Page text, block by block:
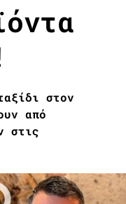
στον
από
στις